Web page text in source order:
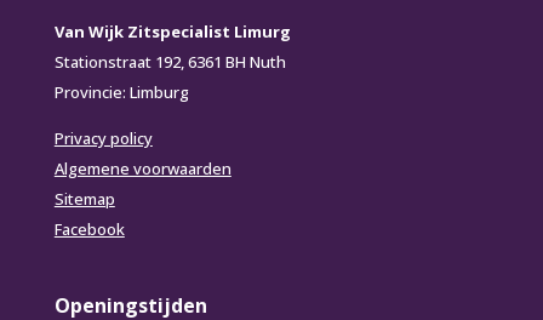
Van Wijk Zitspecialist Limurg
Stationstraat 192, 6361 BH Nuth
Provincie: Limburg
Privacy policy
Algemene voorwaarden
Sitemap
Facebook
Openingstijden